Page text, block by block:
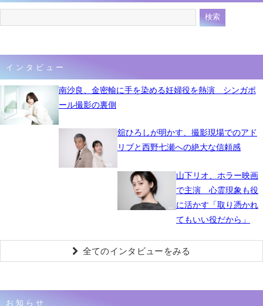
インタビュー
南沙良、金密輸に手を染める妊婦役を熱演 シンガポ
ール撮影の裏側
舘ひろしが明かす、撮影現場でのアド
リブと西野七瀬への絶大な信頼感
山下リオ、ホラー映画
で主演 心霊現象も役
に活かす「取り憑かれ
てもいい役だから」
全てのインタビューをみる
お知らせ